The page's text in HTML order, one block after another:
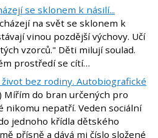
se sklonem k násilí...
na svět se sklonem k
vinou pozdější výchovy. Učí
vzorců." Děti milují soulad.
prostředí se cítí…
bez rodiny. Autobiografické
Mířím do bran určených pro
nikomu nepatří. Veden sociální
jednoho křídla dětského
přísně a dává mi číslo složené